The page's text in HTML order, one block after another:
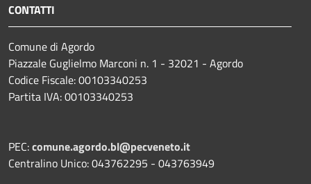
CONTATTI
Comune di Agordo
Piazzale Guglielmo Marconi n. 1 - 32021 - Agordo
Codice Fiscale: 00103340253
Partita IVA: 00103340253
PEC:comune.agordo.bl@pecveneto.it
Centralino Unico: 043762295 - 043763949